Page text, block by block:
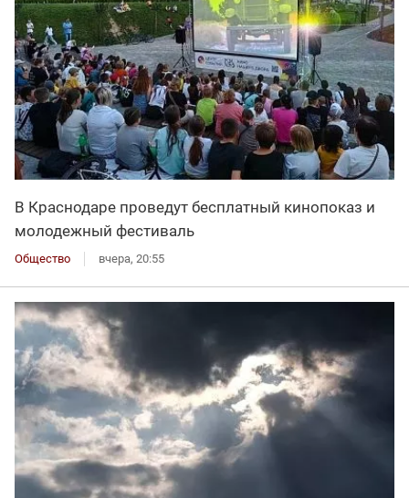
В Краснодаре проведут бесплатный кинопоказ и
молодежный фестиваль
Общество вчера, 20:55